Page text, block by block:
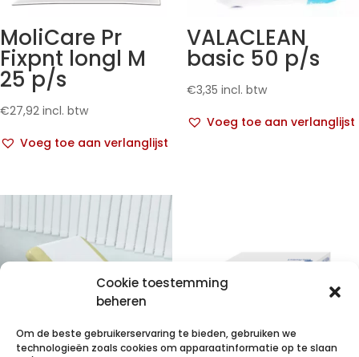
Cookie toestemming
beheren
Om de beste gebruikerservaring te bieden, gebruiken we
technologieën zoals cookies om apparaatinformatie op te slaan
MoliCare Pr
Fixpnt longl M
25 p/s
€27,92 incl. btw
Voeg toe aan verlanglijst
VALACLEAN
basic 50 p/s
€3,35 incl. btw
Voeg toe aan verlanglijst